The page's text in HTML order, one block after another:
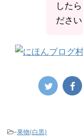
した
ださい
-果物(白黒)